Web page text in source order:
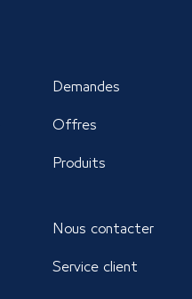
Demandes
Offres
Produits
Nous contacter
Service client